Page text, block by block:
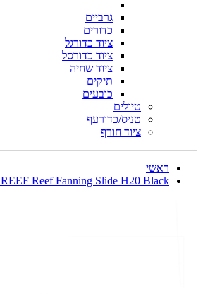
גרביים
כדורים
ציוד כדורגל
ציוד כדורסל
ציוד שחיה
תיקים
כובעים
טיולים
טניס/כדורעף
ציוד חורף
ראשי
REEF Reef Fanning Slide H20 Black כפכפים לגבר שחור